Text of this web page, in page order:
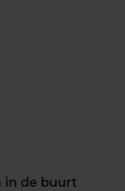
in de buurt